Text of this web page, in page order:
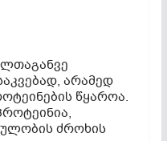
არამედ
წყაროა.
ძროხის